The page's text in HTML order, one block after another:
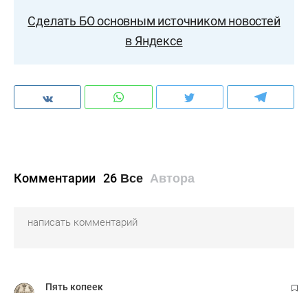
Сделать БО основным источником новостей
в Яндексе
Комментарии 26 Все Автора
Пять копеек